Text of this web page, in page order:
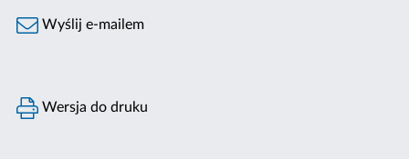
Wyślij e-mailem
Wersja do druku